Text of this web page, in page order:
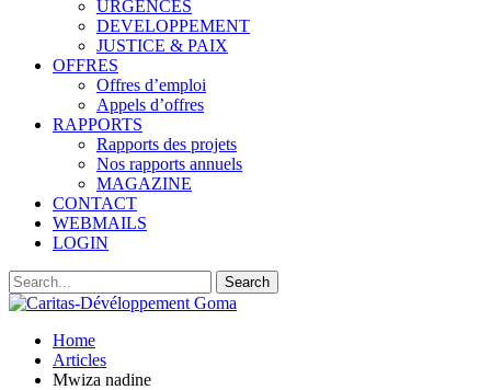
URGENCES
DEVELOPPEMENT
JUSTICE & PAIX
OFFRES
Offres d’emploi
Appels d’offres
RAPPORTS
Rapports des projets
Nos rapports annuels
MAGAZINE
CONTACT
WEBMAILS
LOGIN
Home
Articles
Mwiza nadine